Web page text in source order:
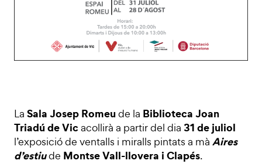
La Sala Josep Romeu de la Biblioteca Joan
Triadú de Vicacollirà a partir del dia 31 de juliol
l’exposició de ventalls i miralls pintats a mà Aires
d’estiude Montse Vall-llovera i Clapés.